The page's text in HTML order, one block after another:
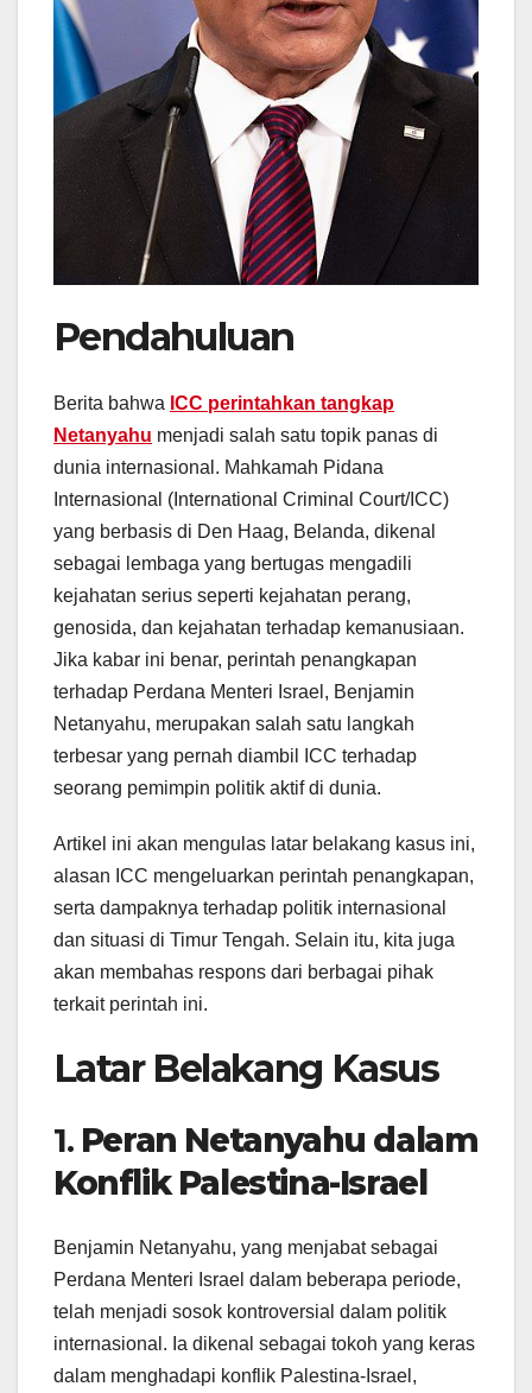
Pendahuluan
Berita bahwa ICC perintahkan tangkap
Netanyahu menjadi salah satu topik panas di
dunia internasional. Mahkamah Pidana
Internasional (International Criminal Court/ICC)
yang berbasis di Den Haag, Belanda, dikenal
sebagai lembaga yang bertugas mengadili
kejahatan serius seperti kejahatan perang,
genosida, dan kejahatan terhadap kemanusiaan.
Jika kabar ini benar, perintah penangkapan
terhadap Perdana Menteri Israel, Benjamin
Netanyahu, merupakan salah satu langkah
terbesar yang pernah diambil ICC terhadap
seorang pemimpin politik aktif di dunia.
Artikel ini akan mengulas latar belakang kasus ini,
alasan ICC mengeluarkan perintah penangkapan,
serta dampaknya terhadap politik internasional
dan situasi di Timur Tengah. Selain itu, kita juga
akan membahas respons dari berbagai pihak
terkait perintah ini.
Latar Belakang Kasus
1. Peran Netanyahu dalam
Konflik Palestina-Israel
Benjamin Netanyahu, yang menjabat sebagai
Perdana Menteri Israel dalam beberapa periode,
telah menjadi sosok kontroversial dalam politik
internasional. Ia dikenal sebagai tokoh yang keras
dalam menghadapi konflik Palestina-Israel,